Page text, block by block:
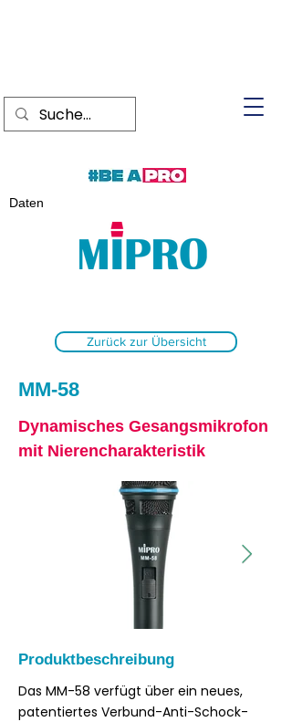
Daten
Zurück zur Übersicht
MM-58
Dynamisches Gesangsmikrofon
mit Nierencharakteristik
Produktbeschreibung
Das MM-58 verfügt über ein neues,
patentiertes Verbund-Anti-Schock-